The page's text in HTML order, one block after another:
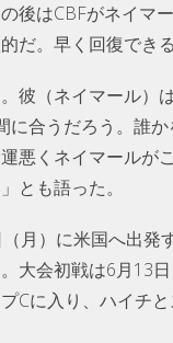
後はCBFがネイマ
だ。早く回復でき
彼（ネイマール
に合うだろう。誰
悪くネイマールが
とも語った。
月）に米国へ出
大会初戦は6月13
Cに入り、ハイチ